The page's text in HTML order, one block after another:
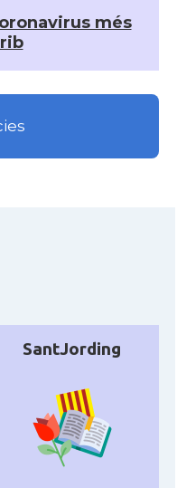
més
SantJording